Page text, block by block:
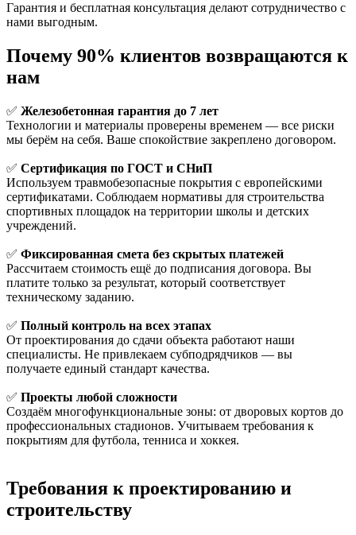
Гарантия и бесплатная консультация делают сотрудничество с
нами выгодным.
Почему 90% клиентов возвращаются к
нам
✅ Железобетонная гарантия до 7 лет
Технологии и материалы проверены временем — все риски
мы берём на себя. Ваше спокойствие закреплено договором.
✅ Сертификация по ГОСТ и СНиП
Используем травмобезопасные покрытия с европейскими
сертификатами. Соблюдаем нормативы для строительства
спортивных площадок на территории школы и детских
учреждений.
✅ Фиксированная смета без скрытых платежей
Рассчитаем стоимость ещё до подписания договора. Вы
платите только за результат, который соответствует
техническому заданию.
✅ Полный контроль на всех этапах
От проектирования до сдачи объекта работают наши
специалисты. Не привлекаем субподрядчиков — вы
получаете единый стандарт качества.
✅ Проекты любой сложности
Создаём многофункциональные зоны: от дворовых кортов до
профессиональных стадионов. Учитываем требования к
покрытиям для футбола, тенниса и хоккея.
Требования к проектированию и
строительству